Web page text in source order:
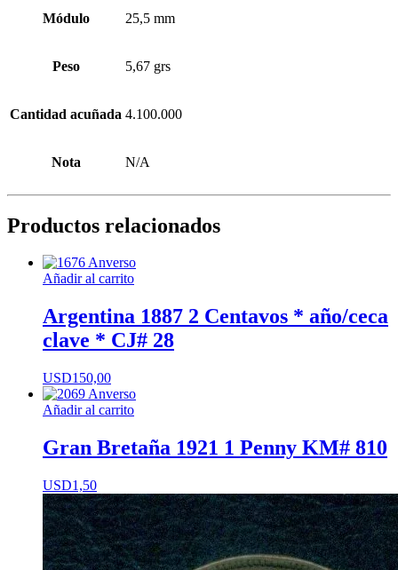
Módulo 25,5 mm
Peso 5,67 grs
Cantidad acuñada 4.100.000
Nota N/A
Productos relacionados
Añadir al carrito
Argentina 1887 2 Centavos * año/ceca
clave * CJ# 28
USD150,00
Añadir al carrito
Gran Bretaña 1921 1 Penny KM# 810
USD1,50